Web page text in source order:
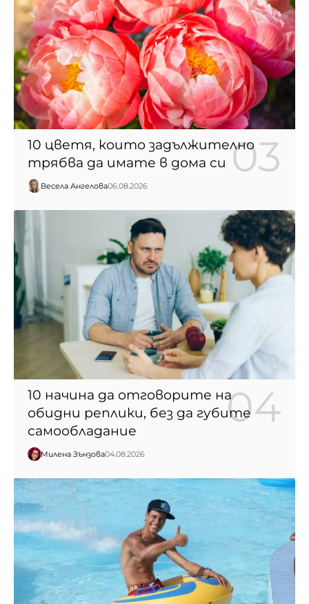
10 цветя, които задължително
трябва да имате в дома си
Весела Ангелова06.08.2026
10 начина да отговорите на
обидни реплики, без да губите
самообладание
Милена Зънзова04.08.2026